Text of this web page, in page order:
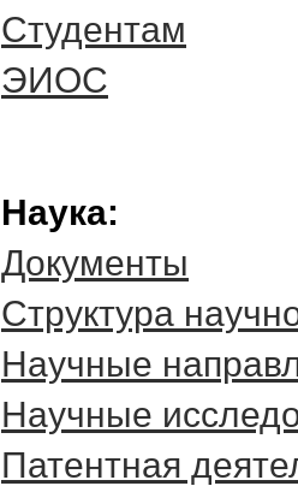
Студентам
ЭИОС
Наука:
Документы
Cтруктура
Научные
Научные
Патентная